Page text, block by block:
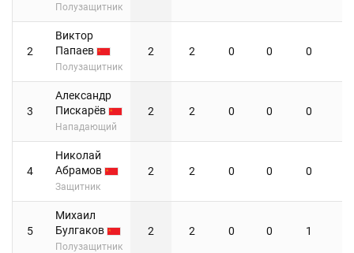
Полузащитник
2
Виктор
Папаев
Полузащитник
2 2 0 0 0
3
Александр
Пискарёв
Нападающий
2 2 0 0 0
4
Николай
Абрамов
Защитник
2 2 0 0 0
5
Михаил
Булгаков
Полузащитник
2 2 0 0 1